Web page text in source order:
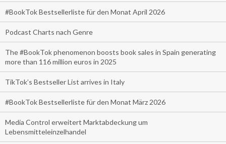
#BookTok Bestsellerliste für den Monat April 2026
Podcast Charts nach Genre
The #BookTok phenomenon boosts book sales in Spain generating
more than 116 million euros in 2025
TikTok’s Bestseller List arrives in Italy
#BookTok Bestsellerliste für den Monat März 2026
Media Control erweitert Marktabdeckung um
Lebensmitteleinzelhandel